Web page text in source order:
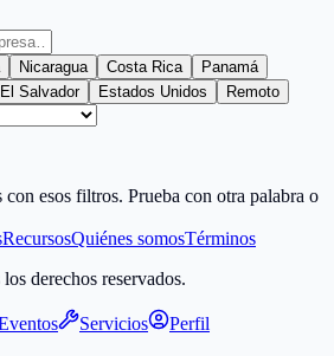
Nicaragua Costa Rica
Panamá
El Salvador Estados Unidos Remoto
esos filtros. Prueba con otra palabra o
RecursosQuiénes somosTérminos
derechos reservados.
Servicios Perfil